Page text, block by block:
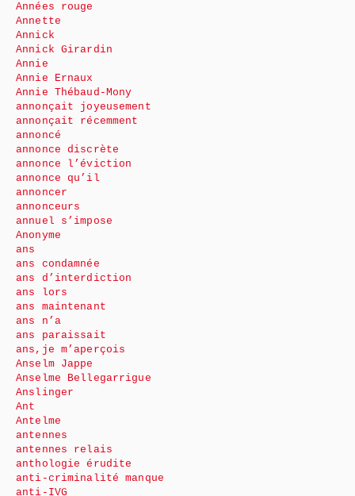
Années rouge
Annette
Annick
Annick Girardin
Annie
Annie Ernaux
Annie Thébaud-Mony
annonçait joyeusement
annonçait récemment
annoncé
annonce discrète
annonce l’éviction
annonce qu’il
annoncer
annonceurs
annuel s’impose
Anonyme
ans
ans condamnée
ans d’interdiction
ans lors
ans maintenant
ans n’a
ans paraissait
ans,je m’aperçois
Anselm Jappe
Anselme Bellegarrigue
Anslinger
Ant
Antelme
antennes
antennes relais
anthologie érudite
anti-criminalité manque
anti-IVG